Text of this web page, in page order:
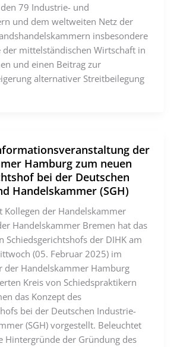
79 Industrie- und
und dem weltweiten Netz der
insbesondere
der mittelständischen Wirtschaft in
und einen Beitrag zur
alternativer Streitbeilegung
der
Hamburg zum neuen
bei der Deutschen
Handelskammer (SGH)
Kollegen der Handelskammer
Handelskammer Bremen hat das
Schiedsgerichtshofs der DIHK am
(05. Februar 2025) im
der Handelskammer Hamburg
Kreis von Schiedspraktikern
das Konzept des
bei der Deutschen Industrie-
(SGH) vorgestellt. Beleuchtet
Hintergründe der Gründung des